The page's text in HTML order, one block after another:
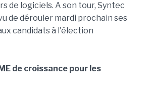
de logiciels. A son tour, Syntec
de dérouler mardi prochain ses
candidats à l'élection
de croissance pour les